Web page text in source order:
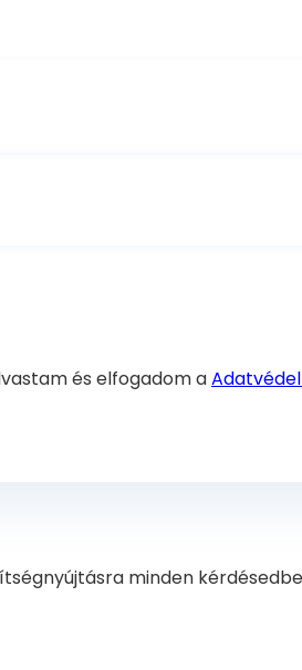
és elfogadom a
minden